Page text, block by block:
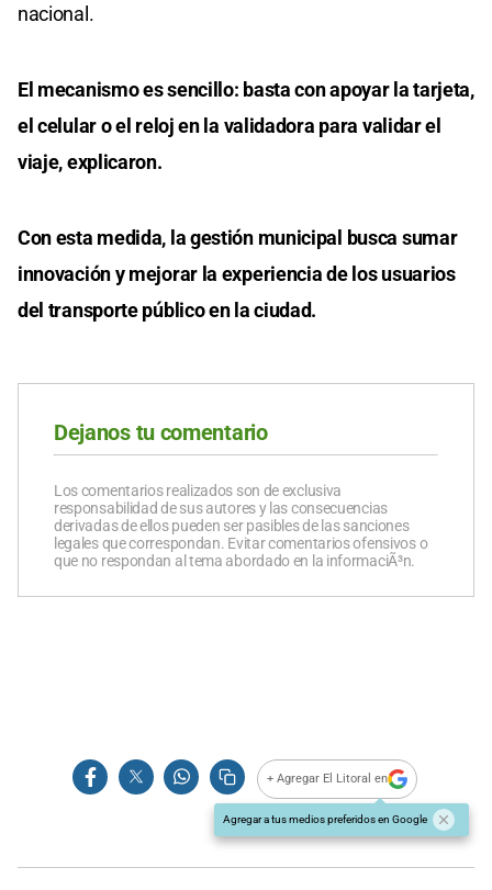
nacional.
El mecanismo es sencillo: basta con apoyar la tarjeta,
el celular o el reloj en la validadora para validar el
viaje, explicaron.
Con esta medida, la gestión municipal busca sumar
innovación y mejorar la experiencia de los usuarios
del transporte público en la ciudad.
Dejanos tu comentario
Los comentarios realizados son de exclusiva
responsabilidad de sus autores y las consecuencias
derivadas de ellos pueden ser pasibles de las sanciones
legales que correspondan. Evitar comentarios ofensivos o
que no respondan al tema abordado en la informaciÃ³n.
+ Agregar El Litoral en
Agregar a tus medios preferidos en Google